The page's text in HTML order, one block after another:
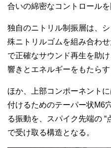
合いの綿密なコントロールを
独自のニトリル制振層は、
殊ニトリルゴムを組み合わ
で正確なサウンド再生を助
響きとエネルギーをもたらす
ほか、上部コンポーネント
付けるためのテーパー状M6
る振動を、スパイク先端の “
で受け取る構造となる。